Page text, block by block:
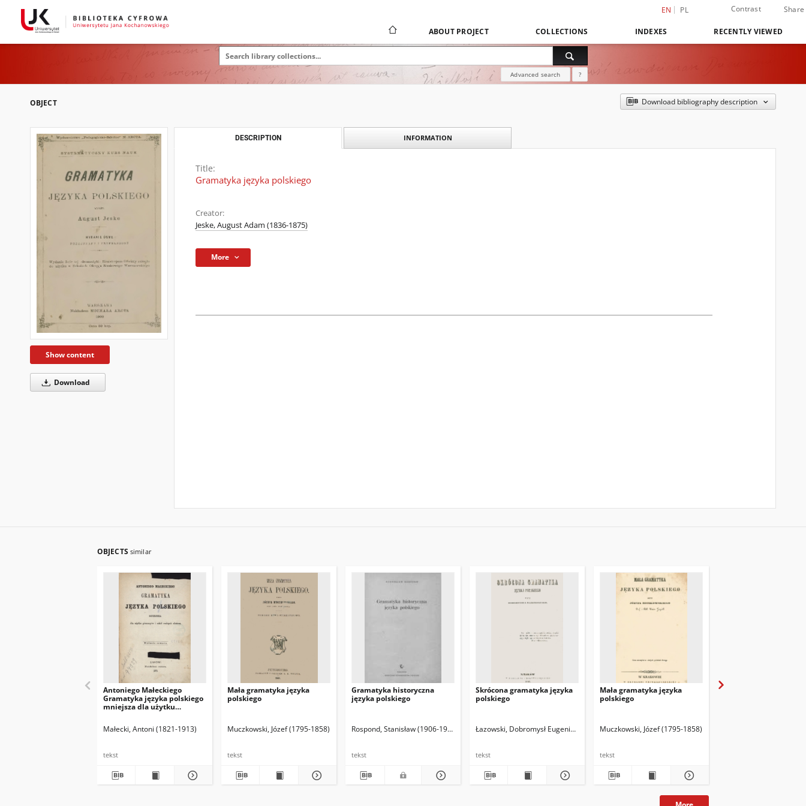
EN PL Contrast Share
ABOUT PROJECT COLLECTIONS INDEXES RECENTLY VIEWED
Advanced search ?
OBJECT Download bibliography description
Show content
Download
DESCRIPTION INFORMATION
Title:
Gramatyka języka polskiego
Creator:
Jeske, August Adam (1836-1875)
More
OBJECTS similar
Antoniego Małeckiego
Gramatyka języka polskiego
mniejsza dla użytku
Małecki, Antoni (1821-1913)
tekst
Mała gramatyka języka
polskiego
Muczkowski, Józef (1795-1858)
tekst
Gramatyka historyczna
języka polskiego
Rospond, Stanisław (1906-1982)
tekst
Skrócona gramatyka języka
polskiego
Łazowski, Dobromysł Eugeniusz Łada (1807-1868)
tekst
Mała gramatyka języka
polskiego
Muczkowski, Józef (1795-1858)
tekst